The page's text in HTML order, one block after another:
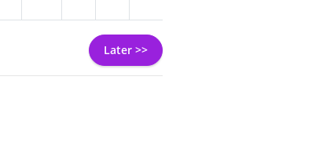
Later >>